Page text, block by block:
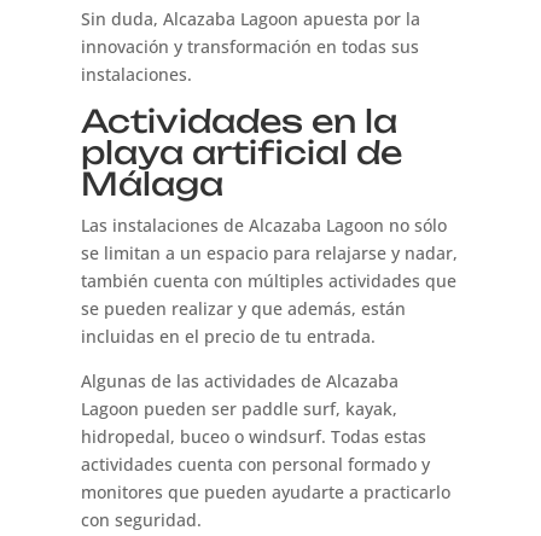
Sin duda, Alcazaba Lagoon apuesta por la
innovación y transformación en todas sus
instalaciones.
Actividades en la
playa artificial de
Málaga
Las instalaciones de Alcazaba Lagoon no sólo
se limitan a un espacio para relajarse y nadar,
también cuenta con múltiples actividades que
se pueden realizar y que además, están
incluidas en el precio de tu entrada.
Algunas de las actividades de Alcazaba
Lagoon pueden ser paddle surf, kayak,
hidropedal, buceo o windsurf. Todas estas
actividades cuenta con personal formado y
monitores que pueden ayudarte a practicarlo
con seguridad.